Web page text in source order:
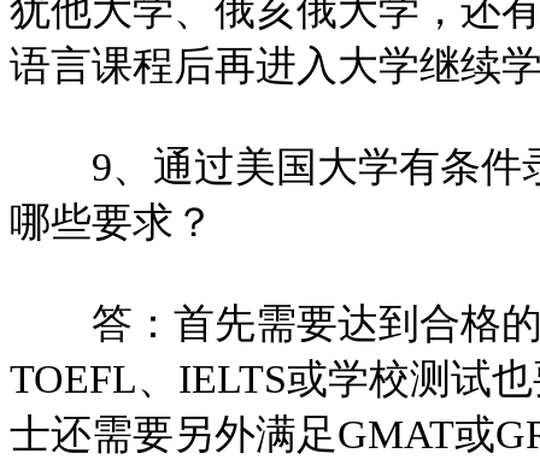
犹他大学、俄亥俄大学，还
语言课程后再进入大学继续
9、通过美国大学有条件
哪些要求？
答：首先需要达到合格的
TOEFL、IELTS或学校测试
士还需要另外满足GMAT或